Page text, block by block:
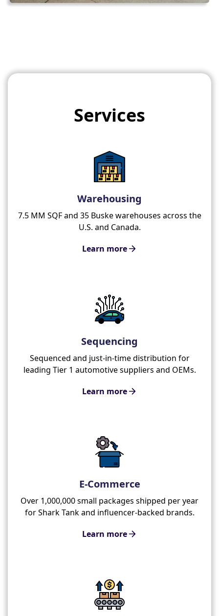
Services
Warehousing
7.5 MM SQF and 35 Buske warehouses across the
U.S. and Canada.
Learn more
Sequencing
Sequenced and just-in-time distribution for
leading Tier 1 automotive suppliers and OEMs.
Learn more
E-Commerce
Over 1,000,000 small packages shipped per year
for Shark Tank and influencer-backed brands.
Learn more